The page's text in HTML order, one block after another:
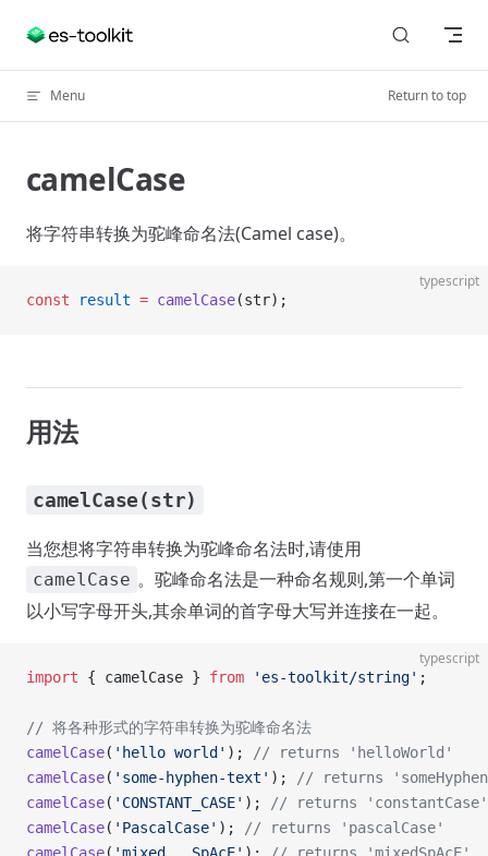
Skip to content
Menu Return to top
camelCase
将字符串转换为驼峰命名法(Camel case)。
typescript
const result = camelCase(str);
用法
camelCase(str)
当您想将字符串转换为驼峰命名法时,请使用
camelCase 。驼峰命名法是一种命名规则,第一个单词
以小写字母开头,其余单词的首字母大写并连接在一起。
typescript
import { camelCase } from 'es-toolkit/string' ;
// 将各种形式的字符串转换为驼峰命名法
camelCase( 'hello world' );
// returns 'helloWorld'
camelCase( 'some-hyphen-text' );
// returns
camelCase( 'CONSTANT_CASE' );
// returns 'constantCase'
camelCase( 'PascalCase' );
// returns 'pascalCase'